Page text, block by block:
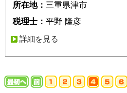
所在地： 三重県津市
税理士： 平野 隆彦
詳細を見る